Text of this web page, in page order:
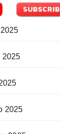
2025
2025